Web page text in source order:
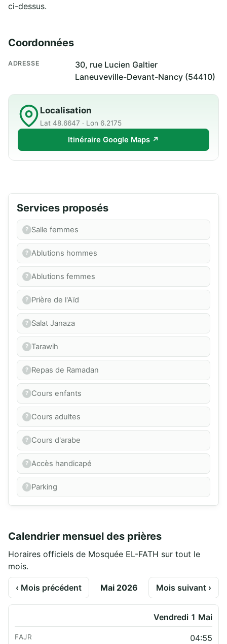
ci-dessus.
Coordonnées
ADRESSE
30, rue Lucien Galtier
Laneuveville-Devant-Nancy (54410)
Localisation
Lat 48.6647 · Lon 6.2175
Itinéraire Google Maps ↗
Services proposés
Salle femmes
Ablutions hommes
Ablutions femmes
Prière de l'Aïd
Salat Janaza
Tarawih
Repas de Ramadan
Cours enfants
Cours adultes
Cours d'arabe
Accès handicapé
Parking
Calendrier mensuel des prières
Horaires officiels de Mosquée EL-FATH sur tout le
mois.
‹ Mois précédent Mai 2026 Mois suivant ›
Vendredi 1 Mai
04:55